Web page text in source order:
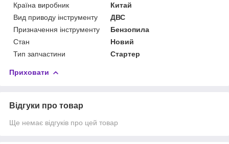
Країна виробник
Китай
Вид приводу інструменту
ДВС
Призначення інструменту
Бензопила
Стан
Новий
Тип запчастини
Стартер
Приховати
Відгуки про товар
Ще немає відгуків про цей товар